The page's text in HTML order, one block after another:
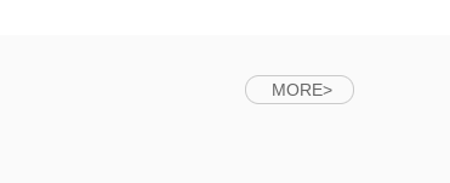
MORE>